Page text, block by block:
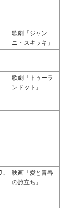
歌劇「ジャン
ニ・スキッキ」
歌劇「トゥーラ
ンドット」
映画「愛と青春
の旅立ち」